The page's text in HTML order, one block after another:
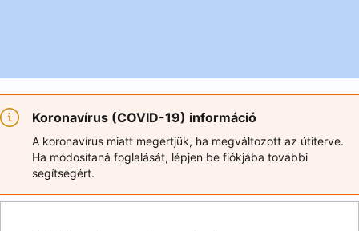
Koronavírus (COVID-19) információ
A koronavírus miatt megértjük, ha megváltozott az útiterve.
Ha módosítaná foglalását, lépjen be fiókjába további
segítségért.